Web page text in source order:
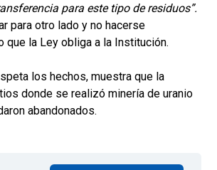
para este tipo de residuos”.
para otro lado y no hacerse
que la Ley obliga a la Institución.
los hechos, muestra que la
donde se realizó minería de uranio
abandonados.